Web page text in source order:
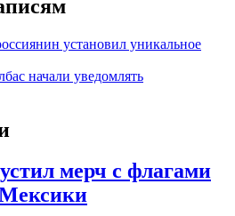
установил уникальное
начали уведомлять
мерч с флагами